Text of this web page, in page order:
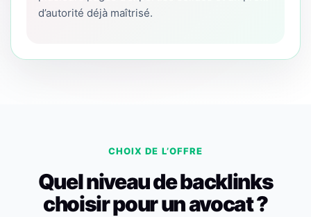
d’autorité déjà maîtrisé.
CHOIX DE L’OFFRE
Quel niveau de backlinks
choisir pour un avocat ?